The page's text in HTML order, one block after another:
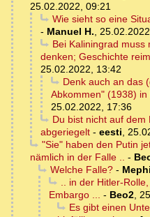
25.02.2022, 09:21
Wie sieht so eine
- Manuel H.,
Bei Kaliningrad muss
denken; Geschichte
25.02.2022, 13:42
Denk auch an das
Abkommen" (1938)
25.02.2022, 17:36
Du bist nicht auf dem
abgeriegelt - eesti,
"Sie" haben den Putin
nämlich in der Falle .. -
Welche Falle?-
.. in der Hitler-
Embargo ... - Beo2,
Es gibt einen